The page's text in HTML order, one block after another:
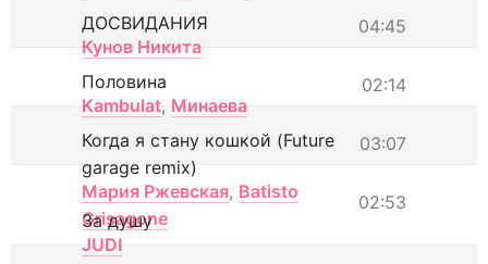
04:45
ДОСВИДАНИЯ
Кунов Никита
02:14
Половина
Kambulat, Минаева
03:07
Когда я стану кошкой (Future
garage remix)
Мария Ржевская, Batisto
Grisagone
02:53
За душу
JUDI